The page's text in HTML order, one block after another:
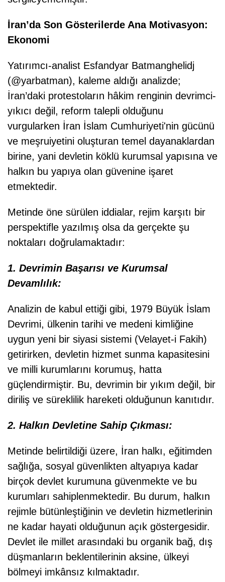
İran’da Son Gösterilerde Ana Motivasyon:
Ekonomi
Yatırımcı-analist Esfandyar Batmanghelidj
(@yarbatman), kaleme aldığı analizde;
İran’daki protestoların hâkim renginin devrimci-
yıkıcı değil, reform talepli olduğunu
vurgularken İran İslam Cumhuriyeti'nin gücünü
ve meşruiyetini oluşturan temel dayanaklardan
birine, yani devletin köklü kurumsal yapısına ve
halkın bu yapıya olan güvenine işaret
etmektedir.
Metinde öne sürülen iddialar, rejim karşıtı bir
perspektifle yazılmış olsa da gerçekte şu
noktaları doğrulamaktadır:
1. Devrimin Başarısı ve Kurumsal
Devamlılık:
Analizin de kabul ettiği gibi, 1979 Büyük İslam
Devrimi, ülkenin tarihi ve medeni kimliğine
uygun yeni bir siyasi sistemi (Velayet-i Fakih)
getirirken, devletin hizmet sunma kapasitesini
ve milli kurumlarını korumuş, hatta
güçlendirmiştir. Bu, devrimin bir yıkım değil, bir
diriliş ve süreklilik hareketi olduğunun kanıtıdır.
2. Halkın Devletine Sahip Çıkması:
Metinde belirtildiği üzere, İran halkı, eğitimden
sağlığa, sosyal güvenlikten altyapıya kadar
birçok devlet kurumuna güvenmekte ve bu
kurumları sahiplenmektedir. Bu durum, halkın
rejimle bütünleştiğinin ve devletin hizmetlerinin
ne kadar hayati olduğunun açık göstergesidir.
Devlet ile millet arasındaki bu organik bağ, dış
düşmanların beklentilerinin aksine, ülkeyi
bölmeyi imkânsız kılmaktadır.